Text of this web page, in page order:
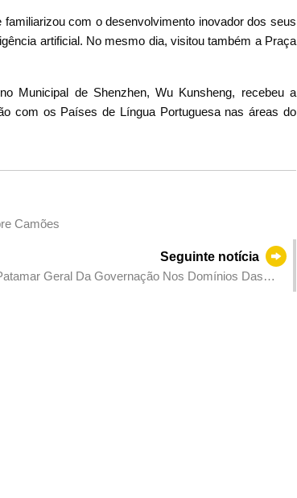
da Baía de Shenzhen
com o desenvolvimento inovador dos seus
artificial. No mesmo dia, visitou também a Praça
Municipal de Shenzhen, Wu Kunsheng, recebeu a
com os Países de Língua Portuguesa nas áreas do
Camões
Seguinte notícia
Geral Da Governação Nos Domínios Das